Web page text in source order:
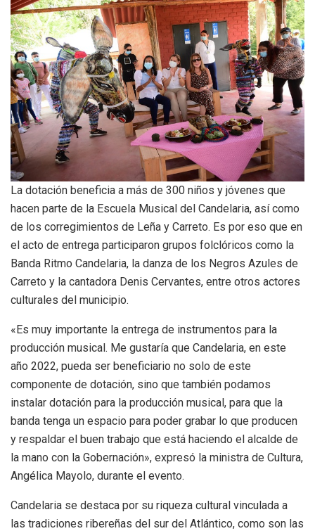
La dotación beneficia a más de 300 niños y jóvenes que
hacen parte de la Escuela Musical del Candelaria, así como
de los corregimientos de Leña y Carreto. Es por eso que en
el acto de entrega participaron grupos folclóricos como la
Banda Ritmo Candelaria, la danza de los Negros Azules de
Carreto y la cantadora Denis Cervantes, entre otros actores
culturales del municipio.
«Es muy importante la entrega de instrumentos para la
producción musical. Me gustaría que Candelaria, en este
año 2022, pueda ser beneficiario no solo de este
componente de dotación, sino que también podamos
instalar dotación para la producción musical, para que la
banda tenga un espacio para poder grabar lo que producen
y respaldar el buen trabajo que está haciendo el alcalde de
la mano con la Gobernación», expresó la ministra de Cultura,
Angélica Mayolo, durante el evento.
Candelaria se destaca por su riqueza cultural vinculada a
las tradiciones ribereñas del sur del Atlántico, como son las